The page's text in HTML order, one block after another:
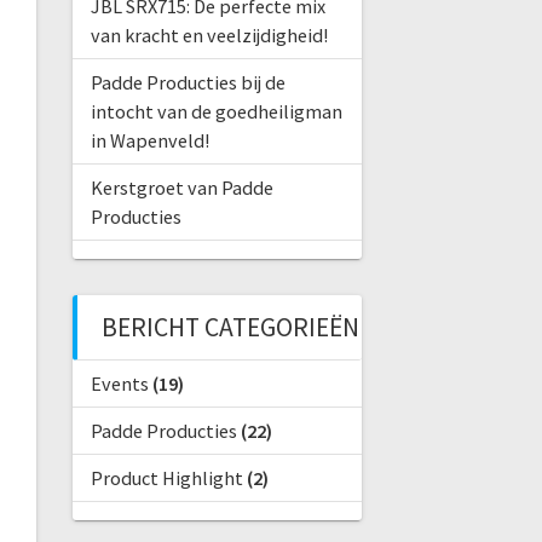
JBL SRX715: De perfecte mix
van kracht en veelzijdigheid!
Padde Producties bij de
intocht van de goedheiligman
in Wapenveld!
Kerstgroet van Padde
Producties
BERICHT CATEGORIEËN
Events (19)
Padde Producties (22)
Product Highlight(2)